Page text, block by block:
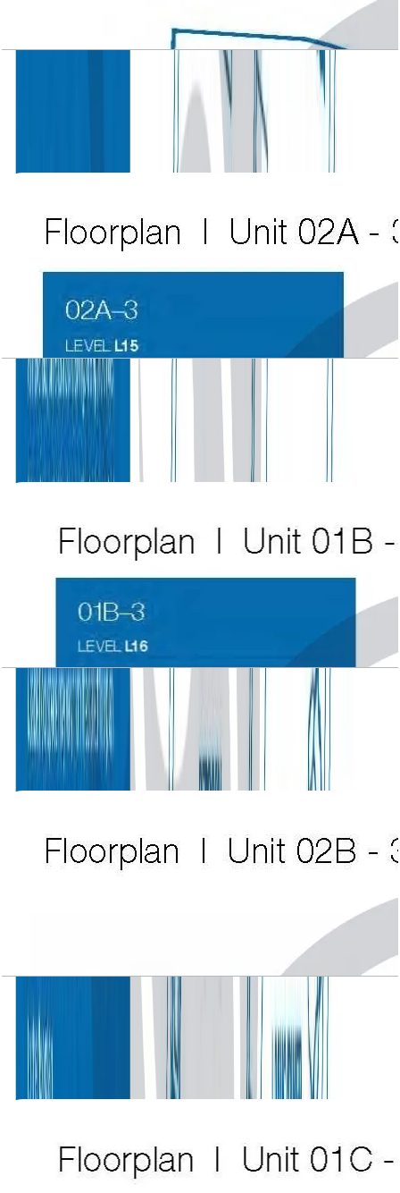
Atlantic Tower, 3 BR, Level L15, Unit 01A-3,
Atlantic Tower, 3 BR, Level L15, Unit 02A-3,
3324 SQFT
باز کردن چیدمان
Atlantic Tower, 3 BR, Level L16, Unit 01B-3,
3063 SQFT
باز کردن چیدمان
Atlantic Tower, 3 BR, Level L16, Unit 02B-3,
3063 SQFT
باز کردن چیدمان